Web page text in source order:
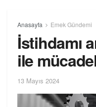
Anasayfa Emek Gündemi
İstihdamı
ile
13 Mayıs 2024